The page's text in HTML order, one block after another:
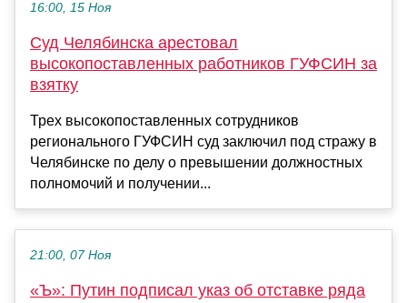
16:00, 15 Ноя
Суд Челябинска арестовал
высокопоставленных работников ГУФСИН за
взятку
Трех высокопоставленных сотрудников
регионального ГУФСИН суд заключил под стражу в
Челябинске по делу о превышении должностных
полномочий и получении...
21:00, 07 Ноя
«Ъ»: Путин подписал указ об отставке ряда